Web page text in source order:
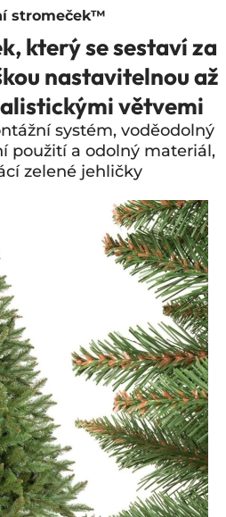
stromeček™
který se sestaví za
nastavitelnou až
větvemi
systém, voděodolný
použití a odolný materiál,
zelené jehličky